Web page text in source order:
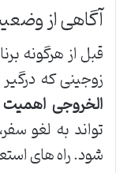
آگاهی از
قبل از هرگونه
زوجینی که
الخروجی اهمیت
تواند به لغو
شود. راه های